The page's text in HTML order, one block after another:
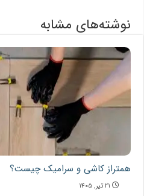
نوشته‌های مشابه
همتراز کاشی و سرامیک چیست؟
۲۱ تیر, ۱۴۰۵